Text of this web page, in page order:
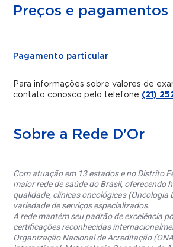
Preços e pagamentos
Pagamento particular
Para informações sobre valores de
contato conosco pelo telefone (21)
Sobre a Rede D'Or
Com atuação em 13 estados e no Distrito
maior rede de saúde do Brasil, oferecendo
qualidade, clínicas oncológicas (Oncologia
variedade de serviços especializados.
A rede mantém seu padrão de excelência
certificações reconhecidas
Organização Nacional de Acreditação